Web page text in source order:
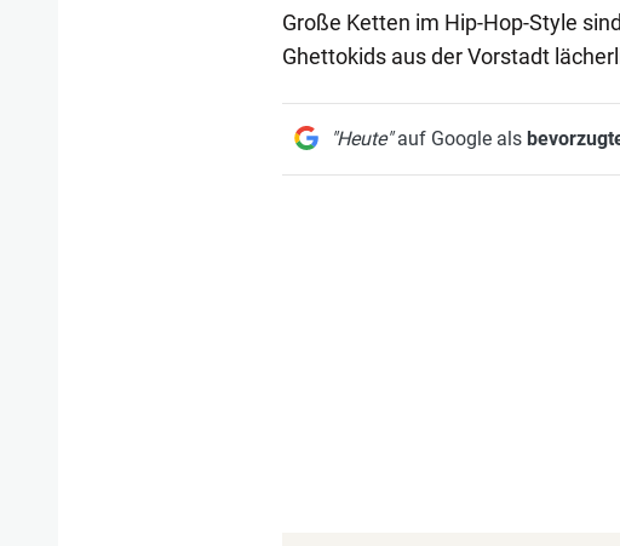
Große Ketten im Hip-Hop-Style
Ghettokids aus der Vorstadt
"Heute"auf Google als